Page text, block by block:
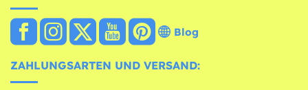
Blog
ZAHLUNGSARTEN UND VERSAND: